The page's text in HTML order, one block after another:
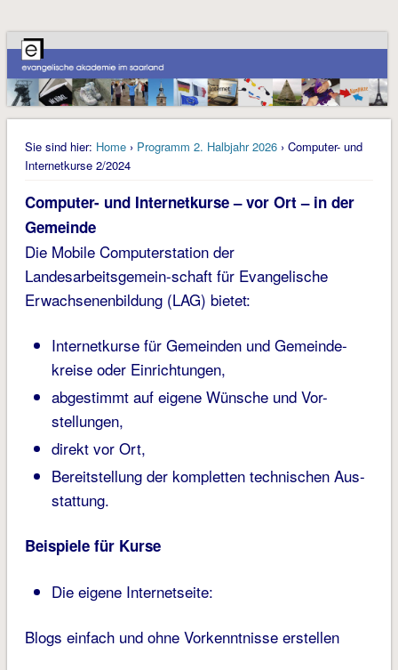
Sie sind hier: Home› Programm 2. Halbjahr 2026› Computer- und
Internetkurse 2/2024
Computer- und Internetkurse – vor Ort – in der
Gemeinde
Die Mobile Computerstation der
Landesarbeitsgemein-schaft für Evangelische
Erwachsenenbildung (LAG) bietet:
Internetkurse für Gemeinden und Gemeinde-
kreise oder Einrichtungen,
abgestimmt auf eigene Wünsche und Vor-
stellungen,
direkt vor Ort,
Bereitstellung der kompletten technischen Aus-
stattung.
Beispiele für Kurse
Die eigene Internetseite:
Blogs einfach und ohne Vorkenntnisse erstellen